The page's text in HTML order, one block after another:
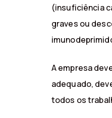
(insuficiência
graves ou
A empresa
adequado,
todos os